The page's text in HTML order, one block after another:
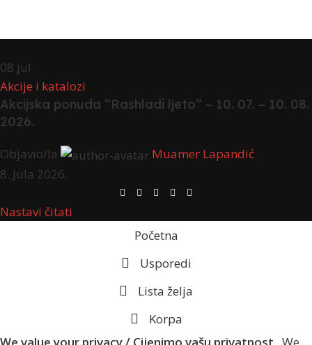
08 jul
Akcije i katalozi
Akcijska ponuda “Rashladi ljeto” – 10. 07. – 10. 08.
2026.
Objavio/la
Muamer Lapandić
8. Jula 2026.
Nastavi čitati
Početna
Usporedi
Lista želja
Korpa